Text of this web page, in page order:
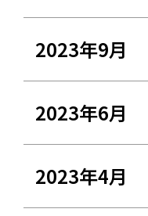
2023年9月
2023年6月
2023年4月